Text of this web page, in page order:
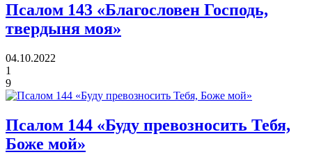
Псалом 143 «Благословен Господь,
твердыня моя»
04.10.2022
1
9
Псалом 144 «Буду превозносить Тебя,
Боже мой»